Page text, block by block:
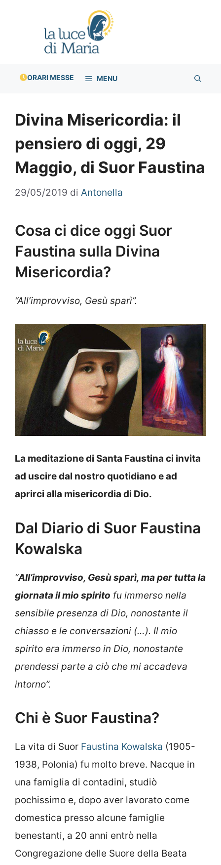
ORARI MESSE MENU
Divina Misericordia: il
pensiero di oggi, 29
Maggio, di Suor Faustina
29/05/2019 di Antonella
Cosa ci dice oggi Suor
Faustina sulla Divina
Misericordia?
“All’improvviso, Gesù sparì”.
La meditazione di Santa Faustina ci invita
ad uscire dal nostro quotidiano e ad
aprirci alla misericordia di Dio.
Dal Diario di Suor Faustina
Kowalska
“All’improvviso, Gesù sparì, ma per tutta la
giornata il mio spirito fu immerso nella
sensibile presenza di Dio, nonostante il
chiasso e le conversazioni (…). Il mio
spirito era immerso in Dio, nonostante
prendessi parte a ciò che mi accadeva
intorno”.
Chi è Suor Faustina?
La vita di Suor Faustina Kowalska (1905-
1938, Polonia) fu molto breve. Nacque in
una famiglia di contadini, studiò
pochissimo e, dopo aver lavorato come
domestica presso alcune famiglie
benestanti, a 20 anni entrò nella
Congregazione delle Suore della Beata